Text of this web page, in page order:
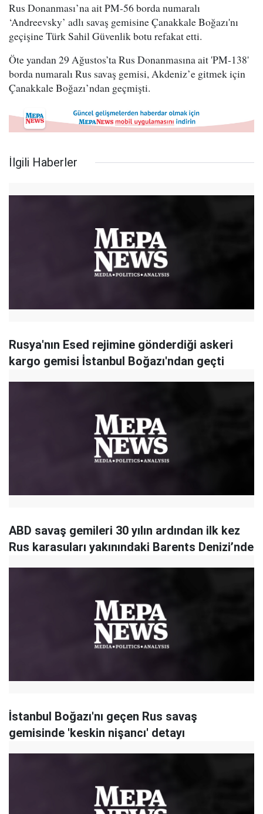
Rus Donanması’na ait PM-56 borda numaralı
‘Andreevsky’ adlı savaş gemisine Çanakkale Boğazı'nı
geçişine Türk Sahil Güvenlik botu refakat etti.
Öte yandan 29 Ağustos’ta Rus Donanmasına ait 'PM-138'
borda numaralı Rus savaş gemisi, Akdeniz’e gitmek için
Çanakkale Boğazı’ndan geçmişti.
İlgili Haberler
Rusya'nın Esed rejimine gönderdiği askeri
kargo gemisi İstanbul Boğazı'ndan geçti
ABD savaş gemileri 30 yılın ardından ilk kez
Rus karasuları yakınındaki Barents Denizi’nde
İstanbul Boğazı'nı geçen Rus savaş
gemisinde 'keskin nişancı' detayı